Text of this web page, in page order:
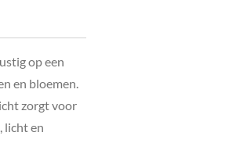
op een
en bloemen.
zorgt voor
licht en